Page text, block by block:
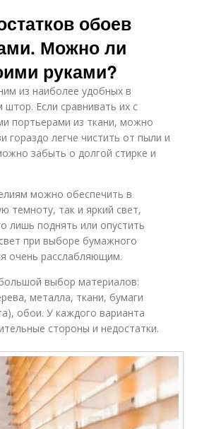
обоев
Можно ли
руками?
из наиболее удобных в
Если сравнивать их с
портьерами из ткани, можно
гораздо легче чистить от пыли и
забыть о долгой стирке и
можно обеспечить в
темноту, так и яркий свет,
лишь поднять или опустить
при выборе бумажного
очень расслабляющим.
выбор материалов:
металла, ткани, бумаги
обои. У каждого варианта
стороны и недостатки.